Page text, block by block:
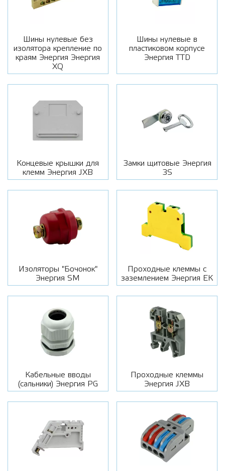
Шины нулевые без
изолятора крепление по
краям Энергия Энергия
XQ
Шины нулевые в
пластиковом корпусе
Энергия TTD
Концевые крышки для
клемм Энергия JXB
Замки щитовые Энергия
3S
Изоляторы "Бочонок"
Энергия SM
Проходные клеммы с
заземлением Энергия ЕК
Кабельные вводы
(сальники) Энергия PG
Проходные клеммы
Энергия JXB